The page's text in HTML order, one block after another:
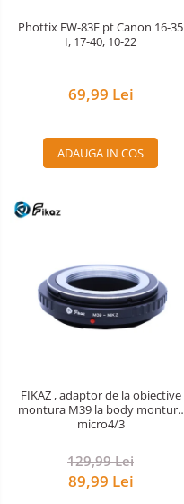
Phottix EW-83E pt Canon 16-35
I, 17-40, 10-22
69,99 Lei
ADAUGA IN COS
FIKAZ , adaptor de la obiective
montura M39 la body montura
micro4/3
129,99 Lei
89,99 Lei